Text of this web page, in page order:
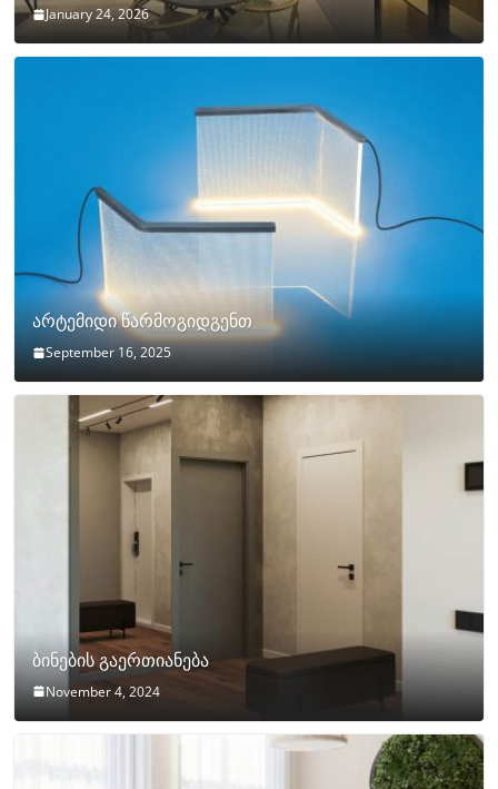
January 24, 2026
არტემიდი წარმოგიდგენთ
September 16, 2025
ბინების გაერთიანება
November 4, 2024